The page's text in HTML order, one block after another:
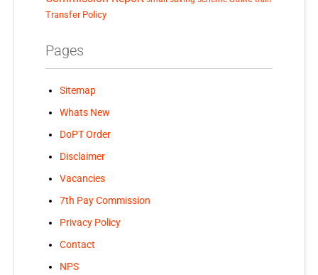
Transfer Policy
Pages
Sitemap
Whats New
DoPT Order
Disclaimer
Vacancies
7th Pay Commission
Privacy Policy
Contact
NPS